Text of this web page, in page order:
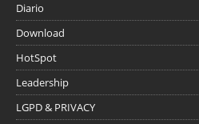
Diario
Download
HotSpot
Leadership
LGPD & PRIVACY